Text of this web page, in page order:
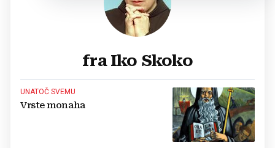
fra Iko Skoko
UNATOČ SVEMU
Vrste monaha